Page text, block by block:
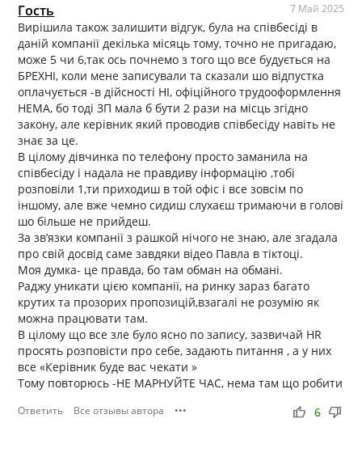
Гость 7 Май 2025
Вирішила також залишити відгук, була на співбесіді в
даній компанії декілька місяць тому, точно не пригадаю,
може 5 чи 6,так ось почнемо з того що все будується на
БРЕХНІ, коли мене записували та сказали шо відпустка
оплачується -в дійсності НІ, офіційного трудооформлення
НЕМА, бо тоді ЗП мала б бути 2 рази на місць згідно
закону, але керівник який проводив співбесіду навіть не
знає за це.
В цілому дівчинка по телефону просто заманила на
співбесіду і надала не правдиву інформацію ,тобі
розповіли 1,ти приходиш в той офіс і все зовсім по
іншому, але вже чемно сидиш слухаєш тримаючи в голові
шо більше не прийдеш.
За звʼязки компанії з рашкой нічого не знаю, але згадала
про свій досвід саме завдяки відео Павла в тіктоці.
Моя думка- це правда, бо там обман на обмані.
Раджу уникати цією компанії, на ринку зараз багато
крутих та прозорих пропозицій,взагалі не розумію як
можна працювати там.
В цілому що все зле було ясно по запису, зазвичай HR
просять розповісти про себе, задають питання , а у них
все «Керівник буде вас чекати »
Тому повторюсь -НЕ МАРНУЙТЕ ЧАС, нема там що робити
Ответить Все отзывы автора ••• thumb_up thumb_down
6